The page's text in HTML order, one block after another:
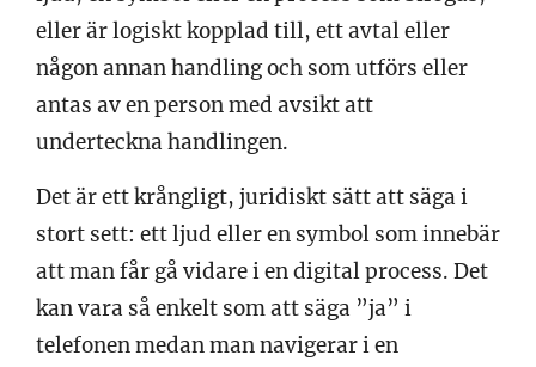
eller är logiskt kopplad till, ett avtal eller
någon annan handling och som utförs eller
antas av en person med avsikt att
underteckna handlingen.
Det är ett krångligt, juridiskt sätt att säga i
stort sett: ett ljud eller en symbol som innebär
att man får gå vidare i en digital process. Det
kan vara så enkelt som att säga ”ja” i
telefonen medan man navigerar i en